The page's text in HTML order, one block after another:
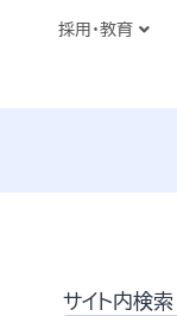
採用・教育
サイト内検索